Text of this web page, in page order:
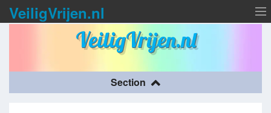
VeiligVrijen.nl
VeiligVrijen.nl
Section